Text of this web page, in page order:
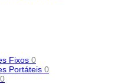
Fixos 0
Portáteis 0
0